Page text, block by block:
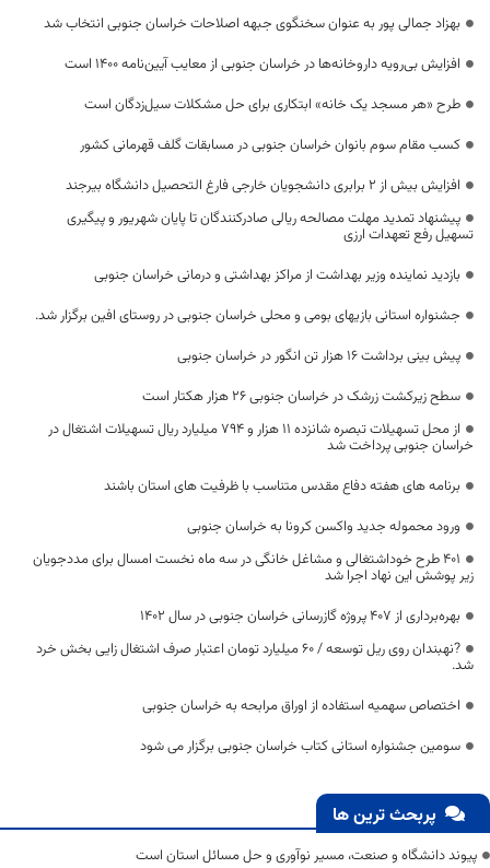
بهزاد جمالی پور به عنوان سخنگوی جبهه اصلاحات خراسان جنوبی انتخاب شد
افزایش بی‌رویه داروخانه‌ها در خراسان جنوبی از معایب آیین‌نامه ۱۴۰۰ است
طرح «هر مسجد یک خانه» ابتکاری برای حل مشکلات سیل‌زدگان است
کسب مقام سوم بانوان خراسان جنوبی در مسابقات گلف قهرمانی کشور
افزایش بیش از ۲ برابری دانشجویان خارجی فارغ التحصیل دانشگاه بیرجند
پیشنهاد تمدید مهلت مصالحه ریالی صادرکنندگان تا پایان شهریور و پیگیری
تسهیل رفع تعهدات ارزی
بازدید نماینده وزیر بهداشت از مراکز بهداشتی و درمانی خراسان جنوبی
جشنواره استانی بازیهای بومی و محلی خراسان جنوبی در روستای افین برگزار شد.
پیش بینی برداشت 16 هزار تن انگور در خراسان جنوبی
سطح زیرکشت زرشک در خراسان جنوبی ۲۶ هزار هکتار است
از محل تسهیلات تبصره شانزده ۱۱ هزار و ۷۹۴ میلیارد ریال تسهیلات اشتغال در
خراسان جنوبی پرداخت شد
برنامه های هفته دفاع مقدس متناسب با ظرفیت های استان باشند
ورود محموله جدید واکسن کرونا به خراسان جنوبی
۴۰۱ طرح خوداشتغالی و مشاغل خانگی در سه ماه نخست امسال برای مددجویان
زیر پوشش این نهاد اجرا شد
بهره‌برداری از ۴۰۷ پروژه گازرسانی خراسان جنوبی در سال ۱۴۰۲
?نهبندان روی ریل توسعه / ۶۰ میلیارد تومان اعتبار صرف اشتغال زایی بخش خرد
شد.
اختصاص سهمیه استفاده از اوراق مرابحه به خراسان جنوبی
سومین جشنواره استانی کتاب خراسان جنوبی برگزار می شود
پربحث ترین ها
پیوند دانشگاه و صنعت، مسیر نوآوری و حل مسائل استان است